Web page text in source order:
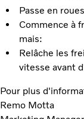
Passe en
Commence à
mais:
Relâche les
vitesse avant
Pour plus
Remo Motta